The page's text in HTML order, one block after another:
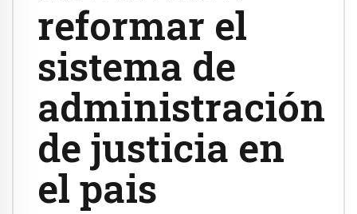
reformar el
sistema de
administración
de justicia en
el pais